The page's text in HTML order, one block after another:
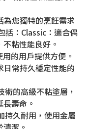
您獨特的烹飪需求
括：Classic：適合偶
粘性能良好。
的用戶提供方便。
常持久穩定性能的
的高級不粘塗層，
壽命。
持久耐用，使用金屬